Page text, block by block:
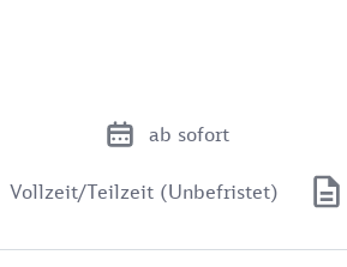
ab sofort
Vollzeit/Teilzeit (Unbefristet)